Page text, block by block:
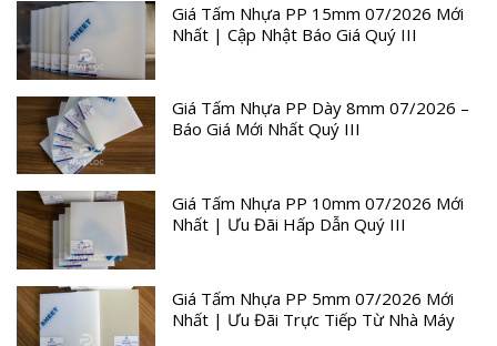
Giá Tấm Nhựa PP 15mm 07/2026 Mới
Nhất | Cập Nhật Báo Giá Quý III
Giá Tấm Nhựa PP Dày 8mm 07/2026 –
Báo Giá Mới Nhất Quý III
Giá Tấm Nhựa PP 10mm 07/2026 Mới
Nhất | Ưu Đãi Hấp Dẫn Quý III
Giá Tấm Nhựa PP 5mm 07/2026 Mới
Nhất | Ưu Đãi Trực Tiếp Từ Nhà Máy